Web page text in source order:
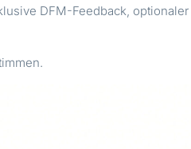
DFM-Feedback, optionaler